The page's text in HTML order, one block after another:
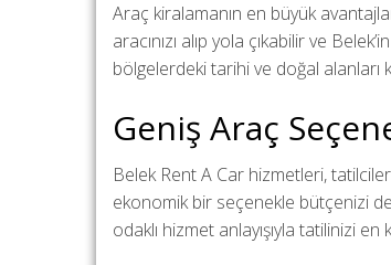
Araç kiralamanın en büyük
aracınızı alıp yola çıkabilir ve
bölgelerdeki tarihi ve doğal alanları
Geniş Araç
Belek Rent A Car hizmetleri,
ekonomik bir seçenekle bütçenizi
odaklı hizmet anlayışıyla tatilinizi